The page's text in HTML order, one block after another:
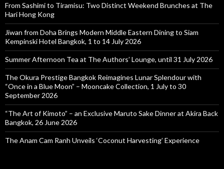
From Sashimi to Tiramisu: Two Distinct Weekend Brunches at The
Hari Hong Kong
Jiwan from Doha Brings Modern Middle Eastern Dining to Siam
Kempinski Hotel Bangkok, 1 to 14 July 2026
Summer Afternoon Tea at The Authors’ Lounge, until 31 July 2026
The Okura Prestige Bangkok Reimagines Lunar Splendour with
“Once in a Blue Moon” – Mooncake Collection, 1 July to 30
September 2026
“The Art of Kimoto” – an Exclusive Maruto Sake Dinner at Akira Back
Bangkok, 26 June 2026
The Anam Cam Ranh Unveils ‘Coconut Harvesting’ Experience